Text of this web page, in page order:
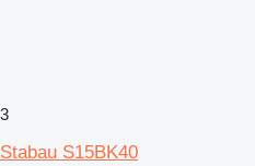
3
Stabau S15BK40